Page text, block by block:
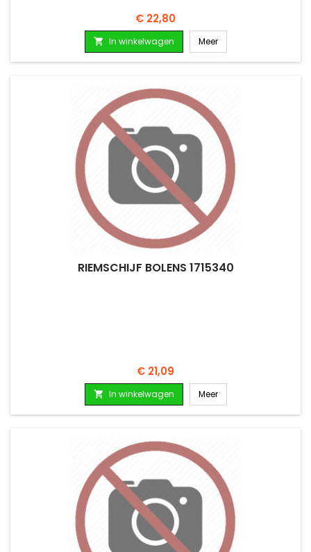
Prijs
€ 22,80
 In winkelwagen Meer
RIEMSCHIJF BOLENS 1715340
Prijs
€ 21,09
 In winkelwagen Meer